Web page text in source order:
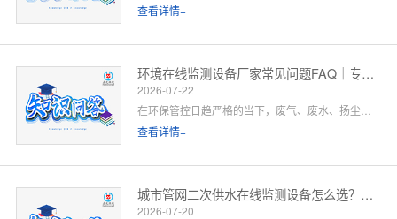
查看详情+
环境在线监测设备厂家常见问题FAQ｜专业厂家答疑解惑
2026-07-22
在环保管控日趋严格的当下，废气、废水、扬尘、噪声等环境在线监测设备已成为工矿企业、园区、市政工程必备的合规配套设施。很多客户在选型、合作、安装运维过程中，常会遇到厂家资质、设备精度、数据联网、售后保障等各类问题。 作为专业环境在线监测设备源头厂家，我们深耕环境监测领域多年，拥有自主研发、生产、销售、运维全链条服务能力。下面针对行业高频咨询问题，整理系统化FAQ答疑，一站式解决您的合作与选型顾虑。 一、厂家实力与资质相关问题
查看详情+
城市管网二次供水在线监测设备怎么选？水务单位高频 FAQ
2026-07-20